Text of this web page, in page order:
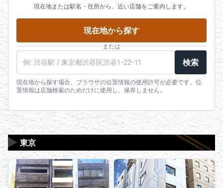
現在地または駅名・住所から、近い店舗をご案内します。
現在地から探す
または
検索
現在地から探す場合、ブラウザの位置情報の使用許可が必要です。位
置情報は店舗検索のためだけに使用し、保存しません。
東京
▶